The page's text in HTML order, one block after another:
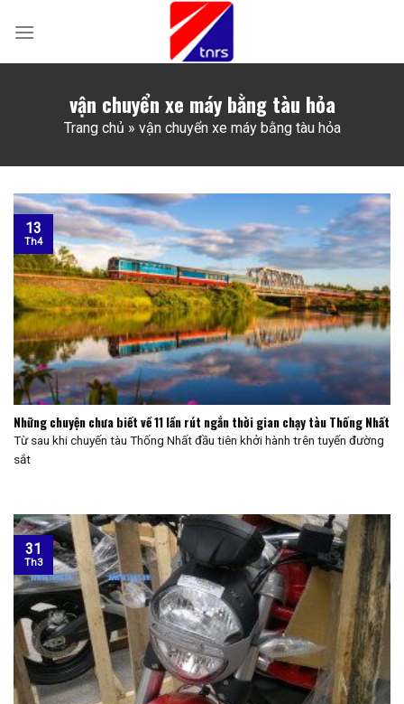
vận chuyển xe máy bằng tàu hỏa
Trang chủ » vận chuyển xe máy bằng tàu hỏa
Những chuyện chưa biết về 11 lần rút ngắn thời gian chạy tàu Thống Nhất
Từ sau khi chuyến tàu Thống Nhất đầu tiên khởi hành trên tuyến đường
sắt
13
Th4
31
Th3